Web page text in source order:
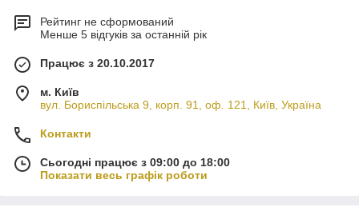
Рейтинг не сформований
Менше 5 відгуків за останній рік
Працює з 20.10.2017
м. Київ
вул. Бориспільська 9, корп. 91, оф. 121, Київ, Україна
Контакти
Сьогодні працює з 09:00 до 18:00
Показати весь графік роботи